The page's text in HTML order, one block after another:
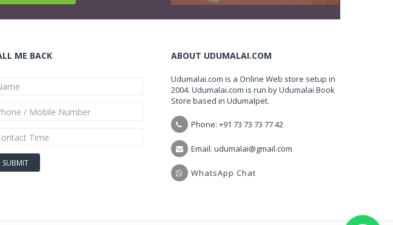
ME BACK ABOUT UDUMALAI.COM
Udumalai.com is a Online Web store setup in
2004. Udumalai.com is run by Udumalai Book
Store based in Udumalpet.
Phone: +91 73 73 73 77 42
Email: udumalai@gmail.com
WhatsApp Chat